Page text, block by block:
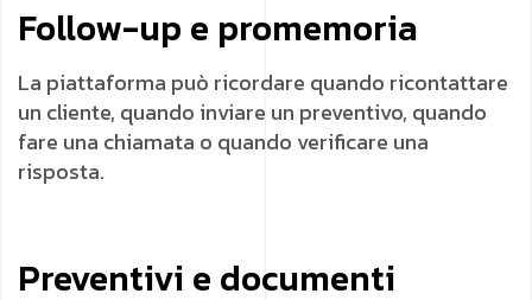
Follow-up e promemoria
La piattaforma può ricordare quando ricontattare
un cliente, quando inviare un preventivo, quando
fare una chiamata o quando verificare una
risposta.
Preventivi e documenti